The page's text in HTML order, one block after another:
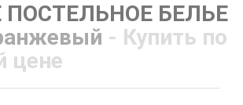
ПОСТЕЛЬНОЕ БЕЛЬЕ
- Купить по
цене